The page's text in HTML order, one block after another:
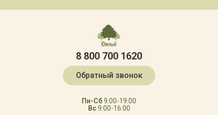
8 800 700 1620
Обратный звонок
Пн-Сб9:00-19:00
Вс9:00-16:00